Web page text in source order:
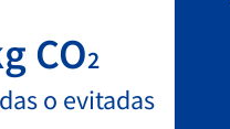
CO2
o evitadas